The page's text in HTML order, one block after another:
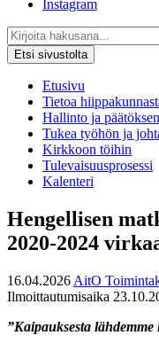
Instagram
Etsi sivustolta
Etusivu
Tietoa
Hallinto ja
Tukea työhön ja
Kirkkoon töihin
Tulevaisuusprosessi
Kalenteri
Hengellisen
2020-2024
16.04.2026 AitO
Ilmoittautumisaika
”Kaipauksesta